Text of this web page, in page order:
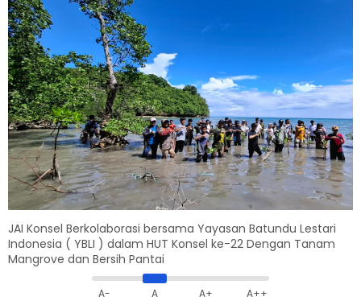
JAI Konsel Berkolaborasi bersama Yayasan Batundu Lestari
Indonesia ( YBLI ) dalam HUT Konsel ke-22 Dengan Tanam
Mangrove dan Bersih Pantai
A- A A+ A++